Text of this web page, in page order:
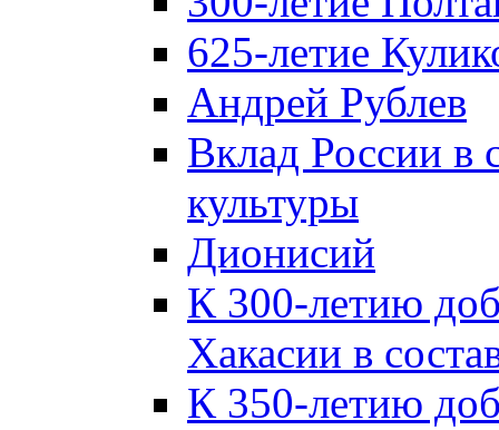
625-летие
Андрей Рублев
Вклад России в
культуры
Дионисий
К 300-летию
Хакасии в
К 350-летию